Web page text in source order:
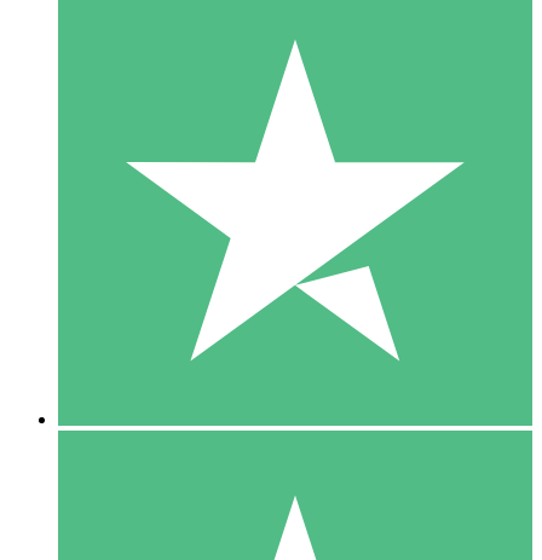
Paquetes de Créditos Individuales
Paga según el uso con créditos de descarga. Sin compromiso
10 00
10 Descargas
20 00